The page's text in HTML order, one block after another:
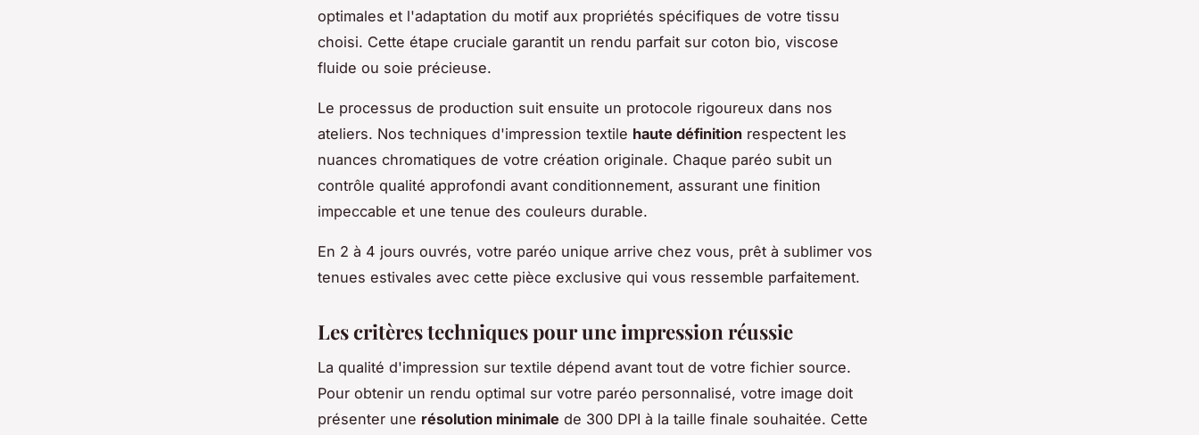
optimales et l'adaptation du motif aux propriétés spécifiques de votre tissu
choisi. Cette étape cruciale garantit un rendu parfait sur coton bio, viscose
fluide ou soie précieuse.
Le processus de production suit ensuite un protocole rigoureux dans nos
ateliers. Nos techniques d'impression textile haute définition respectent les
nuances chromatiques de votre création originale. Chaque paréo subit un
contrôle qualité approfondi avant conditionnement, assurant une finition
impeccable et une tenue des couleurs durable.
En 2 à 4 jours ouvrés, votre paréo unique arrive chez vous, prêt à sublimer vos
tenues estivales avec cette pièce exclusive qui vous ressemble parfaitement.
Les critères techniques pour une impression réussie
La qualité d'impression sur textile dépend avant tout de votre fichier source.
Pour obtenir un rendu optimal sur votre paréo personnalisé, votre image doit
présenter une résolution minimale de 300 DPI à la taille finale souhaitée. Cette